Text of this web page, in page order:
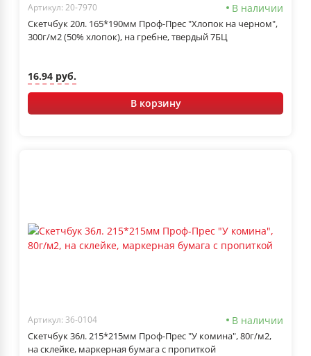
Артикул: 20-7970 В наличии
Скетчбук 20л. 165*190мм Проф-Прес "Хлопок на черном",
300г/м2 (50% хлопок), на гребне, твердый 7БЦ
16.94 руб.
В корзину
Артикул: 36-0104 В наличии
Скетчбук 36л. 215*215мм Проф-Прес "У комина", 80г/м2,
на склейке, маркерная бумага с пропиткой